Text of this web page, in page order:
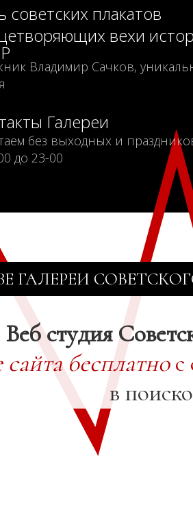
советских плакатов
вехи
Владимир Сачков,
Галереи
без выходных и
до 23-00
ГАЛЕРЕИ
Веб студия
сайта бесплатнос
в